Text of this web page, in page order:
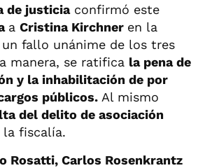
de justiciaconfirmó este
a Cristina Kirchner en la
un fallo unánime de los tres
manera, se ratifica la pena de
y la inhabilitación de por
públicos. Al mismo
del delito de asociación
fiscalía.
Rosatti, Carlos Rosenkrantz